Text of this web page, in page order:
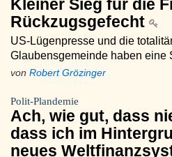
Kleiner Sieg für die
Rückzugsgefecht
US-Lügenpresse und die
Glaubensgemeinde haben eine
von Robert Grözinger
Polit-Plandemie
Ach, wie gut, dass
dass ich im
neues